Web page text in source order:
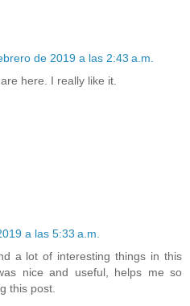
de 2019 a las 2:43 a.m.
here. I really like it.
a las 5:33 a.m.
a lot of interesting things in this
nice and useful, helps me so
this post.